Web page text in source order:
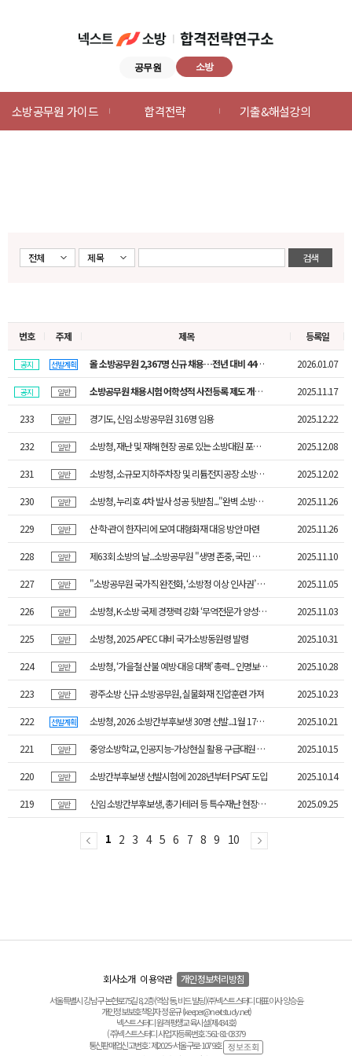
공무원 소방
넥스트공무원
합격전략연구소
메뉴
소방공무원 가이드 합격전략 기출&해설강의
전체 제목 검색
번호 주제 제목 등록일
공지 선발계획 올 소방공무원 2,367명 신규 채용…전년 대비 440명 증가 2026.01.07
공지 일반 소방공무원 채용시험 어학성적 사전등록 제도 개선, 응시자 편의성 증대와 가점 신청 절차 .. 2025.11.17
233 일반 경기도, 신임 소방공무원 316명 임용 2025.12.22
232 일반 소방청, 재난 및 재해 현장 공로 있는 소방대원 포상 제도 확대·정례화 2025.12.08
231 일반 소방청, 소규모 지하주차장 및 리튬전지공장 소방시설 기준 강화…화재안전 사각지대 해소 2025.12.02
230 일반 소방청, 누리호 4차 발사 성공 뒷받침..."완벽 소방안전대책 가동" 2025.11.26
229 일반 산·학·관이 한자리에 모여 대형화재 대응 방안 마련 2025.11.26
228 일반 제63회 소방의 날...소방공무원 "생명 존중, 국민 안전 최우선” 2025.11.10
227 일반 "소방공무원 국가직 완전화, ‘소방정 이상 인사권’ 위임해야” 2025.11.05
226 일반 소방청, K-소방 국제 경쟁력 강화 ‘무역전문가 양성’으로 수출 활성화 2025.11.03
225 일반 소방청, 2025 APEC 대비 국가소방동원령 발령 2025.10.31
224 일반 소방청, ‘가을철 산불 예방·대응 대책’ 총력... 인명보호와 초기 대응 강화 2025.10.28
223 일반 광주소방 신규 소방공무원, 실물화재 진압훈련 가져 2025.10.23
222 선발계획 소방청, 2026 소방간부후보생 30명 선발...1월 17일 필기 시행 2025.10.21
221 일반 중앙소방학교, 인공지능-가상현실 활용 구급대원 역량 강화 2025.10.15
220 일반 소방간부후보생 선발시험에 2028년부터 PSAT 도입 2025.10.14
219 일반 신임 소방간부후보생, 총기·테러 등 특수재난 현장훈련 2025.09.25
1 2 3 4 5 6 7 8 9 10
회사소개 이용약관 개인정보처리방침
서울특별시 강남구 논현로75길 8, 2층(역삼동, 비드 빌딩) ㈜넥스트스터디 대표이사 양승윤
개인정보보호책임자 정운규 (keeper@nextstudy.net)
넥스트스터디 원격평생교육시설(제434호)
(주)넥스트스터디 사업자등록번호 : 561-81-03379
통신판매업신고번호 : 제2025-서울구로-1079호